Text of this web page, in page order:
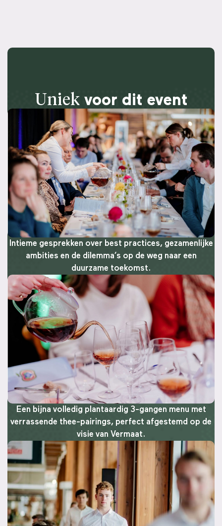
Uniek voor dit event
Intieme gesprekken over best practices, gezamenlijke
ambities en de dilemma’s op de weg naar een
duurzame toekomst.
Een bijna volledig plantaardig 3-gangen menu met
verrassende thee-pairings, perfect afgestemd op de
visie van Vermaat.